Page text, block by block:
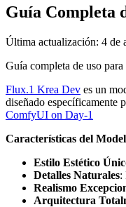
Guía Completa
Última actualización: 4 de
Guía completa de uso
Flux.1 Krea Dev es un
diseñado específicamente
ComfyUI on Day-1
Características del
Estilo Estético
Detalles Naturales:
Realismo
Arquitectura